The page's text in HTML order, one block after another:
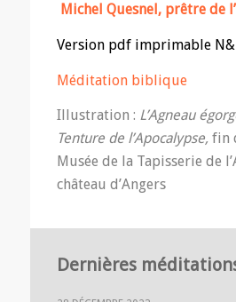
Michel Quesnel, prêtre de
Version pdf imprimable
Méditation biblique
Illustration : L’Agneau
Tenture de l’Apocalypse, fin
Musée de la Tapisserie de
château d’Angers
Dernières